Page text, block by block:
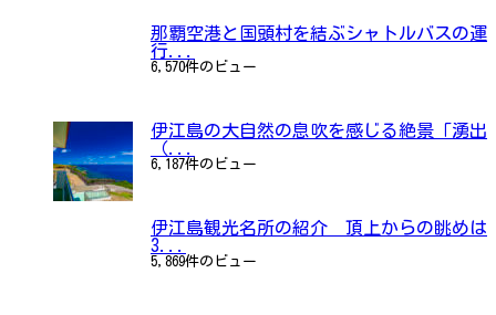
那覇空港と国頭村を結ぶシャトルバスの運
行...
6,570件のビュー
伊江島の大自然の息吹を感じる絶景「湧出
（...
6,187件のビュー
伊江島観光名所の紹介 頂上からの眺めは
3...
5,869件のビュー